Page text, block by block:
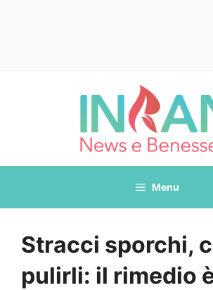
Menu
Stracci sporchi,
pulirli: il rimedio